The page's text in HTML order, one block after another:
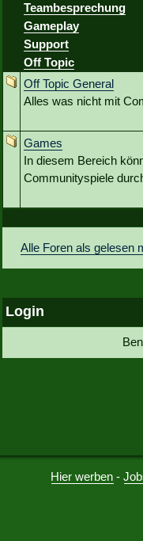
Teambesprechung
Gameplay
Support
Off Topic
Off Topic General
Alles was nicht mit
Games
In diesem Bereich
Communityspiele
Alle Foren als gelesen
Login
Hier werben -